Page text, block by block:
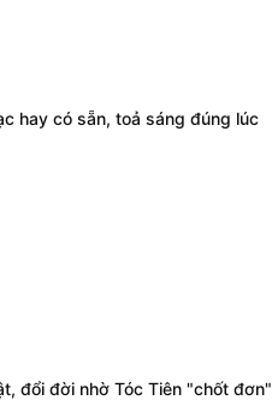
hay có sẵn, toả sáng đúng lúc
đổi đời nhờ Tóc Tiên "chốt đơn"